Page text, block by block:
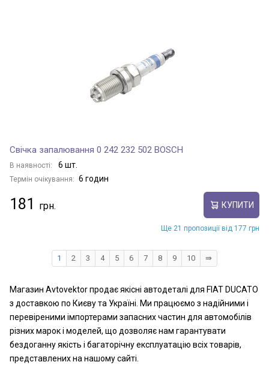
Свічка запалювання 0 242 232 502 BOSCH
В наявності: 6 шт.
Термін очікування: 6 годин
181 КУПИТИ
Ще 21 пропозиції від 177 грн
1 2 3 4 5 6 7 8 9 10 ⇛
Магазин Avtovektor продає якісні автодеталі для FIAT DUCATO
з доставкою по Києву та Україні. Ми працюємо з надійними і
перевіреними імпортерами запасних частин для автомобілів
різних марок і моделей, що дозволяє нам гарантувати
бездоганну якість і багаторічну експлуатацію всіх товарів,
представлених на нашому сайті.